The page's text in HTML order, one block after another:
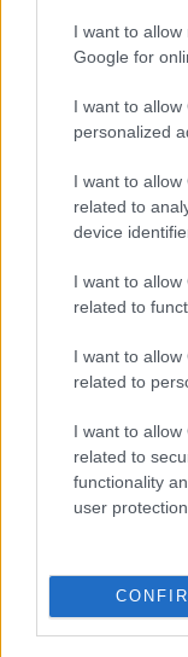
I want to
Google for
I want to
personalized
I want to
related to
device
I want to
related to
I want to
related to
I want to
related to
functionality
user protection.
Azt már tudjuk
címet viselő,
teljesen új
is kiderült, hogy
párosul majd,
játékosok
karakterüket,
szinten majd
A játék és a
ugyanis a
lelkeinek
területén
a Sekiro "attack
rendszer a DLC
meg fogja növelni
borítékolhatóvá